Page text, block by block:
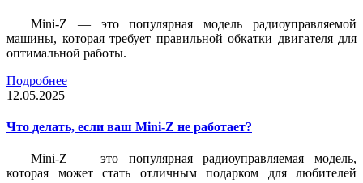
Mini-Z — это популярная модель радиоуправляемой
машины, которая требует правильной обкатки двигателя для
оптимальной работы.
Подробнее
12.05.2025
Что делать, если ваш Mini-Z не работает?
Mini-Z — это популярная радиоуправляемая модель,
которая может стать отличным подарком для любителей